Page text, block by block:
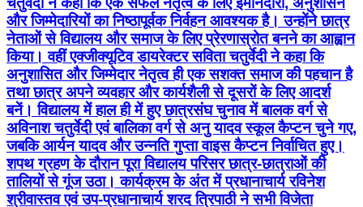
बनें। विद्यालय में हाल ही में हुए छात्रसंघ चुनाव में बालक वर्ग से
अविनाश चतुर्वेदी एवं बालिका वर्ग से अनु यादव स्कूल कैप्टन चुने गए,
जबकि आर्यन यादव और उन्नति गुप्ता वाइस कैप्टन निर्वाचित हुए।
शपथ ग्रहण के दौरान पूरा विद्यालय परिसर छात्र-छात्राओं की
तालियों से गूंज उठा। कार्यक्रम के अंत में प्रधानाचार्य रविनेश
श्रीवास्तव एवं उप-प्रधानाचार्य शरद त्रिपाठी ने सभी विजेता
प्रतिनिधियों को प्रशस्ति पत्र देकर सम्मानित किया। इस अवसर
पर वरिष्ठ शिक्षक अशोक चौबे, नितेश द्विवेदी, अर्चना त्रिपाठी, आरती
चौधरी सहित विद्यालय के समस्त शिक्षक-शिक्षिकाएं उपस्थित रहीं।
Khalilabad, Sant Kabir Nagar | Aug 5, 2026